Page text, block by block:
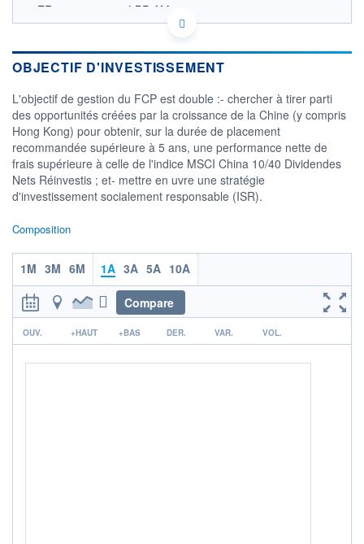
FR0013262433 - LBP AM
OPCVM DERNIER COURS CONNU AU 06/08/2026
08/12 10/04
100
110
TARIFS PRIVILÉGIÉS 0%
ÉLIGIBILITÉ
PEA PEA-PME BOURSOVIE LUX
CTO BUSINESS
Non éligible Boursobank
ACTIF NET (EUR)
OBJECTIF D'INVESTISSEMENT
L'objectif de gestion du FCP est double :- chercher à tirer parti
des opportunités créées par la croissance de la Chine (y compris
Hong Kong) pour obtenir, sur la durée de placement
recommandée supérieure à 5 ans, une performance nette de
frais supérieure à celle de l'indice MSCI China 10/40 Dividendes
Nets Réinvestis ; et- mettre en uvre une stratégie
d'investissement socialement responsable (ISR).
Composition
1M 3M 6M 1A 3A 5A 10A
Compare
r
OUV. +HAUT +BAS DER. VAR. VOL.